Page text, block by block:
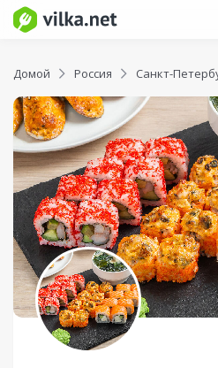
Домой Россия Санкт-